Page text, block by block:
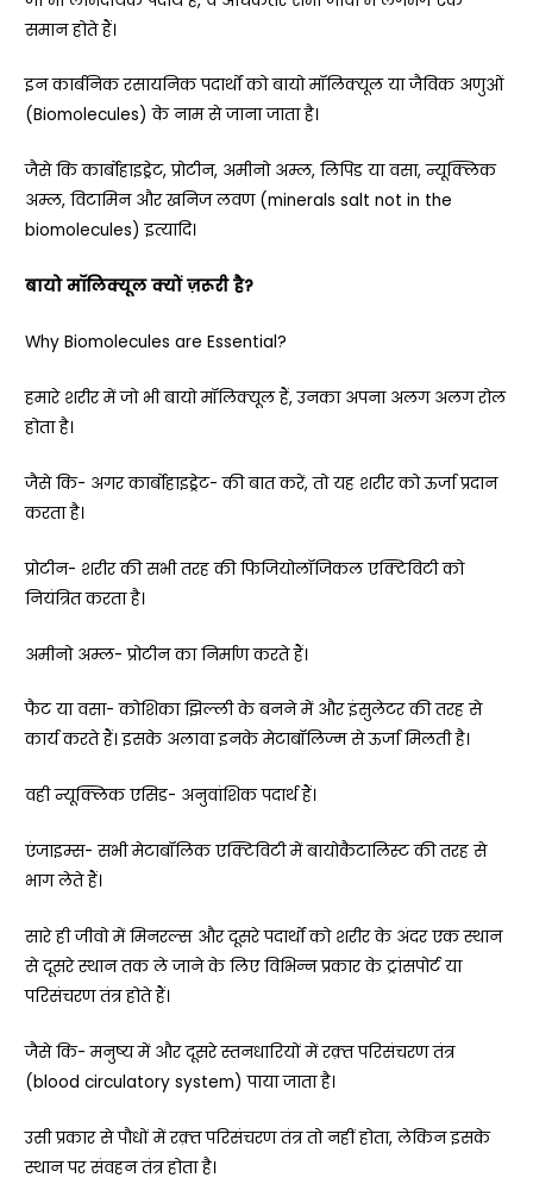
समान होते हैं।
इन कार्बनिक रसायनिक पदार्थों को बायो मॉलिक्यूल या जैविक अणुओं
(Biomolecules) के नाम से जाना जाता है।
जैसे कि कार्बोहाइड्रेट, प्रोटीन, अमीनो अम्ल, लिपिड या वसा, न्यूक्लिक
अम्ल, विटामिन और खनिज लवण (minerals salt not in the
biomolecules) इत्यादि।
बायो मॉलिक्यूल क्यों ज़रूरी है?
Why Biomolecules are Essential?
हमारे शरीर में जो भी बायो मॉलिक्यूल हैं, उनका अपना अलग अलग रोल
होता है।
जैसे कि- अगर कार्बोहाइड्रेट- की बात करें, तो यह शरीर को ऊर्जा प्रदान
करता है।
प्रोटीन- शरीर की सभी तरह की फिजियोलॉजिकल एक्टिविटी को
नियंत्रित करता है।
अमीनो अम्ल- प्रोटीन का निर्माण करते हैं।
फैट या वसा- कोशिका झिल्ली के बनने में और इंसुलेटर की तरह से
कार्य करते हैं। इसके अलावा इनके मेटाबॉलिज्म से ऊर्जा मिलती है।
वही न्यूक्लिक एसिड- अनुवांशिक पदार्थ हैं।
एंजाइम्स- सभी मेटाबॉलिक एक्टिविटी में बायोकैटालिस्ट की तरह से
भाग लेते हैं।
सारे ही जीवो में मिनरल्स और दूसरे पदार्थों को शरीर के अंदर एक स्थान
से दूसरे स्थान तक ले जाने के लिए विभिन्न प्रकार के ट्रांसपोर्ट या
परिसंचरण तंत्र होते हैं।
जैसे कि- मनुष्य में और दूसरे स्तनधारियों में रक़्त परिसंचरण तंत्र
(blood circulatory system) पाया जाता है।
उसी प्रकार से पौधों में रक़्त परिसंचरण तंत्र तो नहीं होता, लेकिन इसके
स्थान पर संवहन तंत्र होता है।